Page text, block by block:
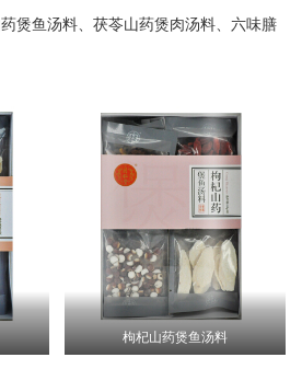
煲鱼汤料、茯苓山药煲肉汤料、六味膳
枸杞山药煲鱼汤料